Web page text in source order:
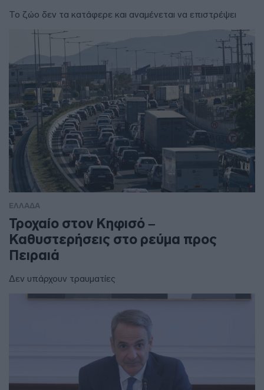
Το ζώο δεν τα κατάφερε και αναμένεται να επιστρέψει
ΕΛΛΑΔΑ
Τροχαίο στον Κηφισό –
Καθυστερήσεις στο ρεύμα προς
Πειραιά
Δεν υπάρχουν τραυματίες